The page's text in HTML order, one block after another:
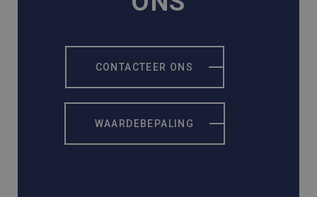
CONTACTEER ONS
WAARDEBEPALING